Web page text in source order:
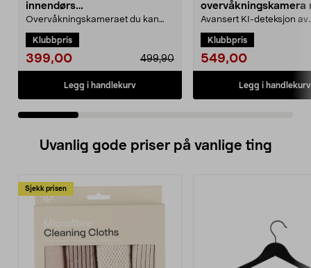
innendørs
overvåkningskamera
Overvåkningskameraet du kan
smart KI. TP-Link Tapo ...
Klubbpris
399,00 499,90
Legg i handlekurv
overvåkningskamera
wifi
Avansert KI-deteksjon av
nattsyn i farger. Reoli...
Klubbpris
549,00
Legg i handlekurv
Uvanlig gode priser på vanlige ting
Sjekk prisen